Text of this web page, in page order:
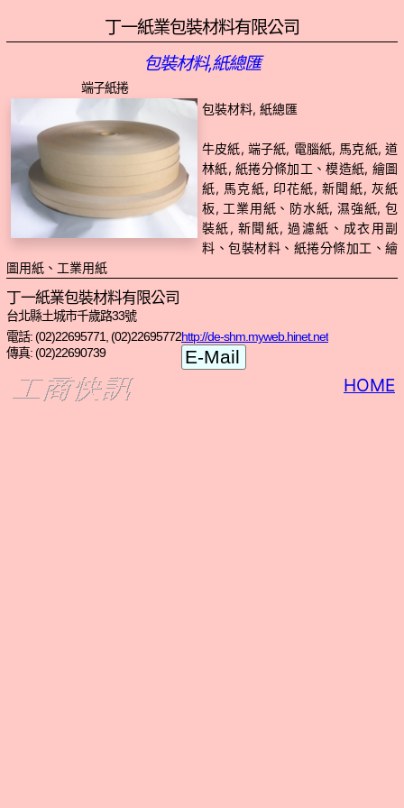
丁一紙業包裝材料有限公司
包裝材料,紙總匯
端子紙捲
包裝材料, 紙總匯
牛皮紙, 端子紙, 電腦紙, 馬克紙, 道
林紙, 紙捲分條加工、模造紙, 繪圖
紙, 馬克紙, 印花紙, 新聞紙, 灰紙
板, 工業用紙、防水紙, 濕強紙, 包
裝紙, 新聞紙, 過濾紙、成衣用副
料、包裝材料、紙捲分條加工、繪
圖用紙、工業用紙
丁一紙業包裝材料有限公司
台北縣土城市千歲路33號
電話: (02)22695771, (02)22695772
傳真: (02)22690739
http://de-shm.myweb.hinet.net
HOME